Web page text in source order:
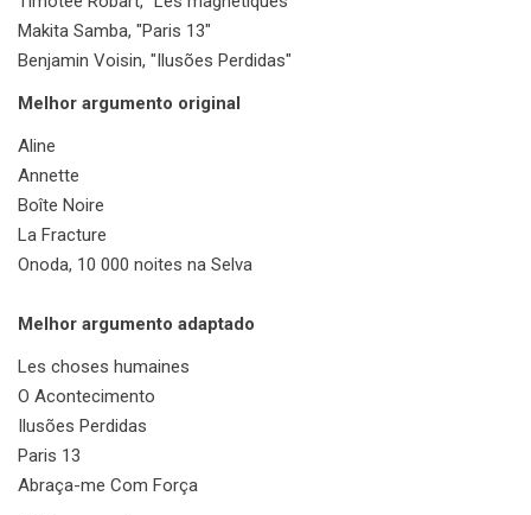
Makita Samba, "Paris 13"
Benjamin Voisin, "Ilusões Perdidas"
Melhor argumento original
Aline
Annette
Boîte Noire
La Fracture
Onoda, 10 000 noites na Selva
Melhor argumento adaptado
Les choses humaines
O Acontecimento
Ilusões Perdidas
Paris 13
Abraça-me Com Força